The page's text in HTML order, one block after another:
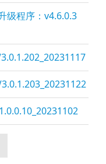
级程序：v4.6.0.3